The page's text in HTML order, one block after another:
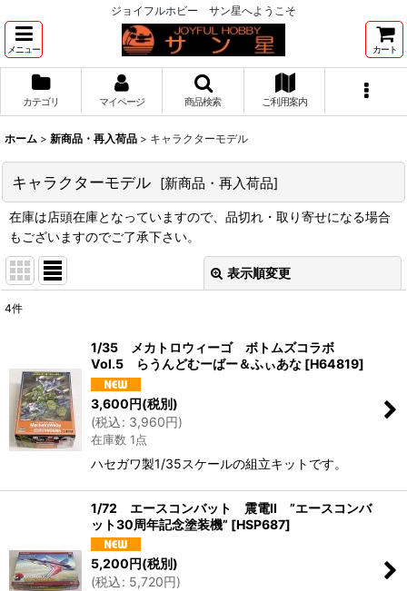
ジョイフルホビー サン星へようこそ
メニュー カート
カテゴリ マイページ 商品検索 ご利用案内
ホーム > 新商品・再入荷品 > キャラクターモデル
キャラクターモデル [新商品・再入荷品]
在庫は店頭在庫となっていますので、品切れ・取り寄せになる場合
もございますのでご了承下さい。
表示順変更
並び順:
絞り込む
4件
1/35 メカトロウィーゴ ボトムズコラボ
Vol.5 らうんどむーばー＆ふぃあな [H64819]
3,600円(税別)
(税込: 3,960円)
在庫数 1点
ハセガワ製1/35スケールの組立キットです。
1/72 エースコンバット 震電II ”エースコンバ
ット30周年記念塗装機” [HSP687]
5,200円(税別)
(税込: 5,720円)